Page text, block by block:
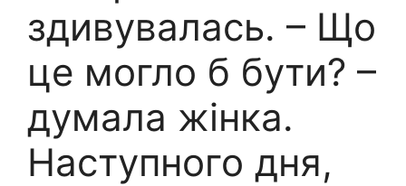
здивувалась. – Що
це могло б бути? –
думала жінка.
Наступного дня,